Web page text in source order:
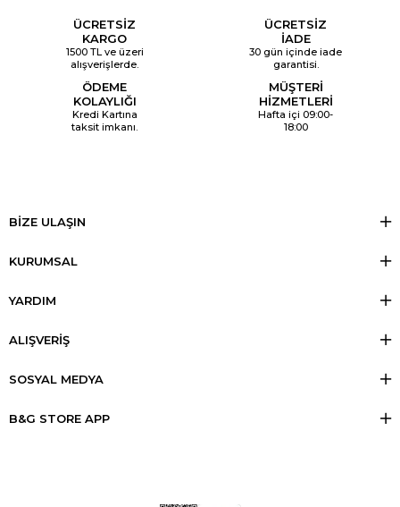
ÜCRETSİZ
KARGO
1500 TL ve üzeri
alışverişlerde.
ÜCRETSİZ
İADE
30 gün içinde iade
garantisi.
ÖDEME
KOLAYLIĞI
Kredi Kartına
taksit imkanı.
MÜŞTERİ
HİZMETLERİ
Hafta içi 09:00-
18:00
BİZE ULAŞIN
KURUMSAL
YARDIM
ALIŞVERİŞ
SOSYAL MEDYA
B&G STORE APP